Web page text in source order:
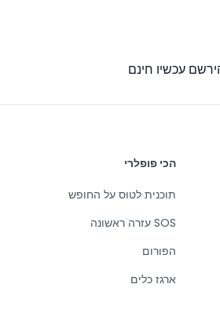
עכשיו חינם
הכי פופלרי
תוכנית לטוס על החופש
SOS עזרה ראשונה
הפורום
ארגז כלים